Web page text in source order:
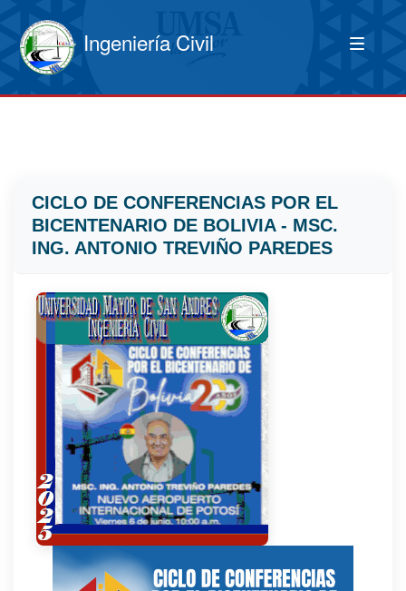
Ingeniería Civil
CICLO DE CONFERENCIAS POR EL
BICENTENARIO DE BOLIVIA - MSC.
ING. ANTONIO TREVIÑO PAREDES